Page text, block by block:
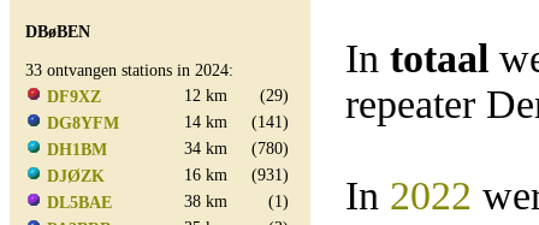
DBøBEN
33 ontvangen stations in 2024:
DF9XZ
12 km
(29)
DG8YFM
14 km
(141)
DH1BM
34 km
(780)
DJØZK
16 km
(931)
DL5BAE
38 km
(1)
In totaal
repeater
In 2022